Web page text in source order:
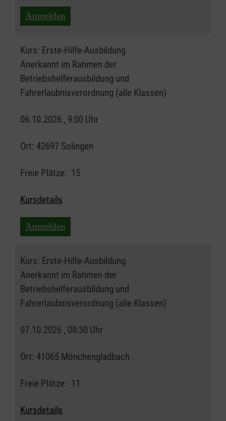
Anmelden
Kurs: Erste-Hilfe-Ausbildung
Anerkannt im Rahmen der
Betriebshelferausbildung und
Fahrerlaubnisverordnung (alle Klassen)
06.10.2026 , 9:00 Uhr
Ort: 42697 Solingen
Freie Plätze: 15
Kursdetails
Anmelden
Kurs: Erste-Hilfe-Ausbildung
Anerkannt im Rahmen der
Betriebshelferausbildung und
Fahrerlaubnisverordnung (alle Klassen)
07.10.2026 , 08:30 Uhr
Ort: 41065 Mönchengladbach
Freie Plätze: 11
Kursdetails